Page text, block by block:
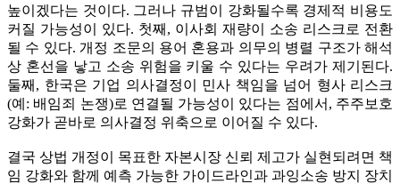
높이겠다는 것이다. 그러나 규범이 강화될수록 경제적 비용도
커질 가능성이 있다. 첫째, 이사회 재량이 소송 리스크로 전환
될 수 있다. 개정 조문의 용어 혼용과 의무의 병렬 구조가 해석
상 혼선을 낳고 소송 위험을 키울 수 있다는 우려가 제기된다.
둘째, 한국은 기업 의사결정이 민사 책임을 넘어 형사 리스크
(예: 배임죄 논쟁)로 연결될 가능성이 있다는 점에서, 주주보호
강화가 곧바로 의사결정 위축으로 이어질 수 있다.
결국 상법 개정이 목표한 자본시장 신뢰 제고가 실현되려면 책
임 강화와 함께 예측 가능한 가이드라인과 과잉소송 방지 장치